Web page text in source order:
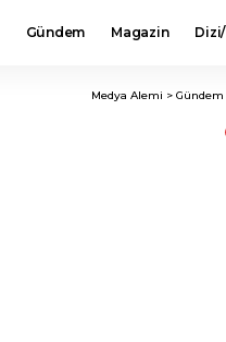
Gündem Magazin
Medya Alemi > Gündem